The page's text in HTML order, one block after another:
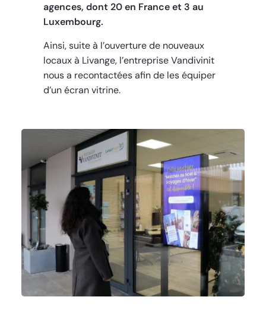
agences, dont 20 en France et 3 au
Luxembourg.
Ainsi, suite à l’ouverture de nouveaux
locaux à Livange, l’entreprise Vandivinit
nous a recontactées afin de les équiper
d’un écran vitrine.